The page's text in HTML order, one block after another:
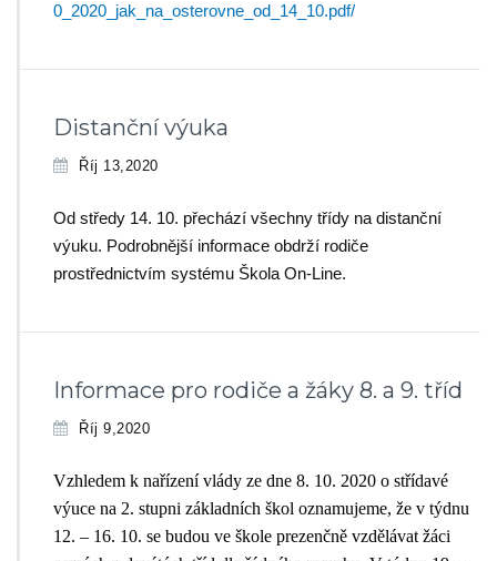
0_2020_jak_na_osterovne_od_14_10.pdf/
Distanční výuka
Říj 13,2020
Od středy 14. 10. přechází všechny třídy na distanční
výuku. Podrobnější informace obdrží rodiče
prostřednictvím systému Škola On-Line.
Informace pro rodiče a žáky 8. a 9. tříd
Říj 9,2020
Vzhledem k nařízení vlády ze dne 8. 10. 2020 o střídavé
výuce na 2. stupni základních škol oznamujeme, že v týdnu
12. – 16. 10. se budou ve škole prezenčně vzdělávat žáci